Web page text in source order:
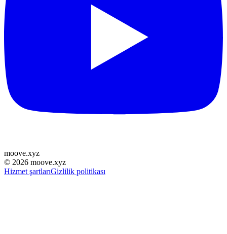
moove.xyz
© 2026 moove.xyz
Hizmet şartlarıGizlilik politikası